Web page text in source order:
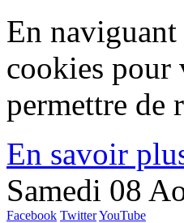
En
cookies pour
permettre de
En savoir
Samedi 08
Facebook TwitterYouTube